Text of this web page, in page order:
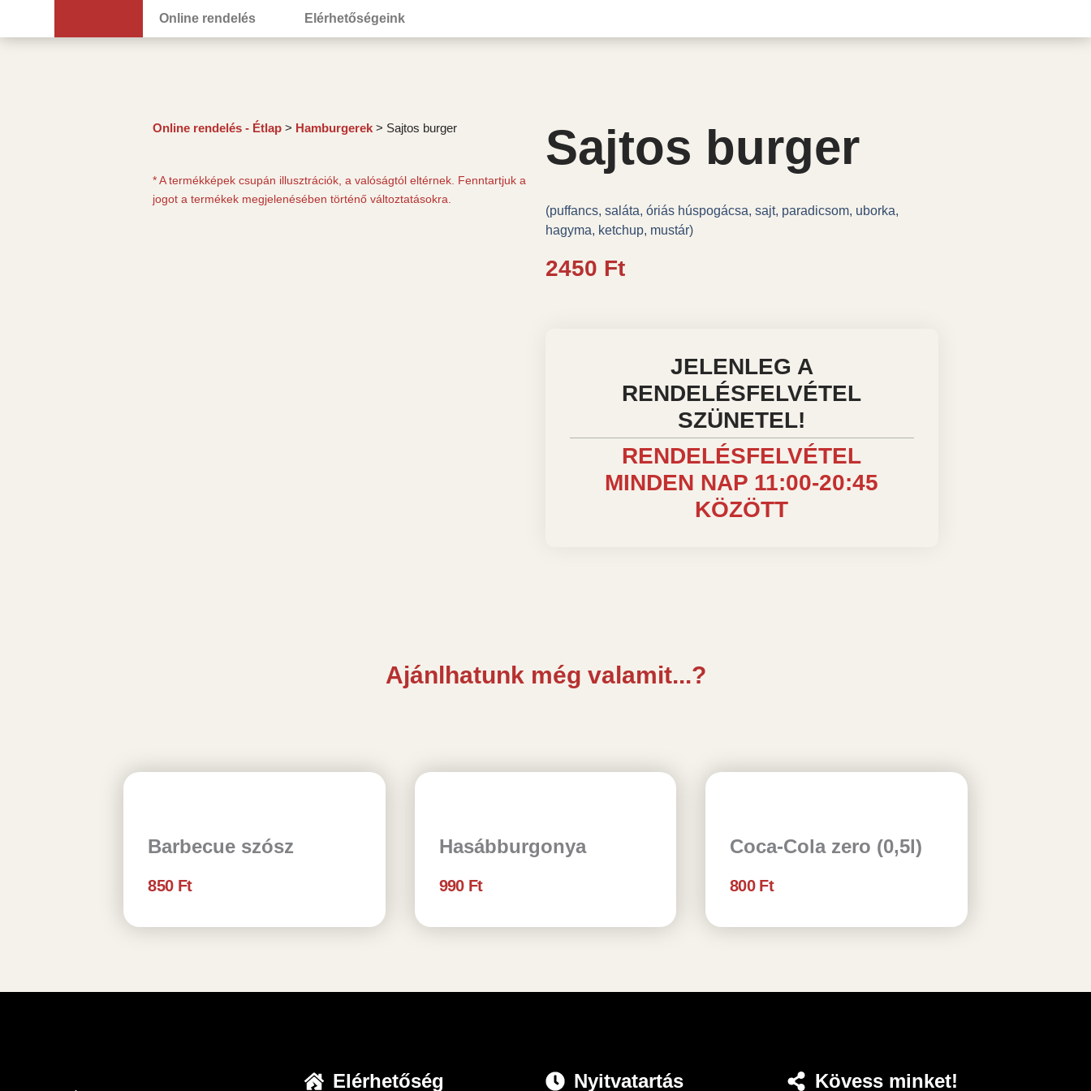
Online rendelés Elérhetőségeink
Online rendelés - Étlap > Hamburgerek > Sajtos burger
* A termékképek csupán illusztrációk, a valóságtól eltérnek. Fenntartjuk a
jogot a termékek megjelenésében történő változtatásokra.
Sajtos burger
(puffancs, saláta, óriás húspogácsa, sajt, paradicsom, uborka,
hagyma, ketchup, mustár)
2450 Ft
JELENLEG A
RENDELÉSFELVÉTEL
SZÜNETEL!
RENDELÉSFELVÉTEL
MINDEN NAP 11:00-20:45
KÖZÖTT
Ajánlhatunk még valamit...?
Barbecue szósz
850 Ft
Hasábburgonya
990 Ft
Coca-Cola zero (0,5l)
800 Ft
Elérhetőség Nyitvatartás Kövess minket!